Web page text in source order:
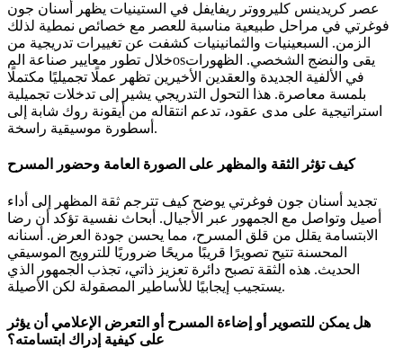
عصر كريدينس كليرووتر ريفايفل في الستينيات يظهر أسنان جون
فوغرتي في مراحل طبيعية مناسبة للعصر مع خصائص نمطية لذلك
الزمن. السبعينيات والثمانينيات كشفت عن تغييرات تدريجية من
خلال تطور معايير صناعة المosيقى والنضج الشخصي. الظهورات
في الألفية الجديدة والعقدين الأخيرين تظهر عملًا تجميليًا مكتملًا
بلمسة معاصرة. هذا التحول التدريجي يشير إلى تدخلات تجميلية
استراتيجية على مدى عقود، تدعم انتقاله من أيقونة روك شابة إلى
أسطورة موسيقية راسخة.
كيف تؤثر الثقة والمظهر على الصورة العامة وحضور المسرح
تجديد أسنان جون فوغرتي يوضح كيف تترجم ثقة المظهر إلى أداء
أصيل وتواصل مع الجمهور عبر الأجيال. أبحاث نفسية تؤكد أن رضا
الابتسامة يقلل من قلق المسرح، مما يحسن جودة العرض. أسنانه
المحسنة تتيح تصويرًا قريبًا مريحًا ضروريًا للترويج الموسيقي
الحديث. هذه الثقة تصبح دائرة تعزيز ذاتي، تجذب الجمهور الذي
يستجيب إيجابيًا للأساطير المصقولة لكن الأصيلة.
هل يمكن للتصوير أو إضاءة المسرح أو التعرض الإعلامي أن يؤثر
على كيفية إدراك ابتسامته؟